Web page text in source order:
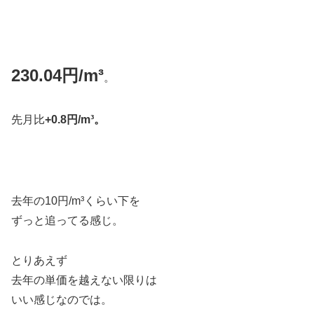
230.04円/m³。
先月比+0.8円/m³。
去年の10円/m³くらい下を
ずっと追ってる感じ。
とりあえず
去年の単価を越えない限りは
いい感じなのでは。